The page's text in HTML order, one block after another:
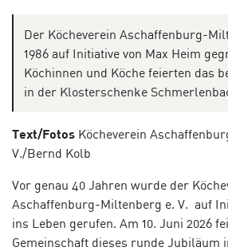
Der Köcheverein Aschaffenburg-
1986 auf Initiative von Max Heim
Köchinnen und Köche feierten das
in der Klosterschenke
Text/Fotos Köcheverein
V./Bernd Kolb
Vor genau 40 Jahren wurde der
Aschaffenburg-Miltenberg e. V. auf
ins Leben gerufen. Am 10. Juni 2026
Gemeinschaft dieses runde Jubiläum